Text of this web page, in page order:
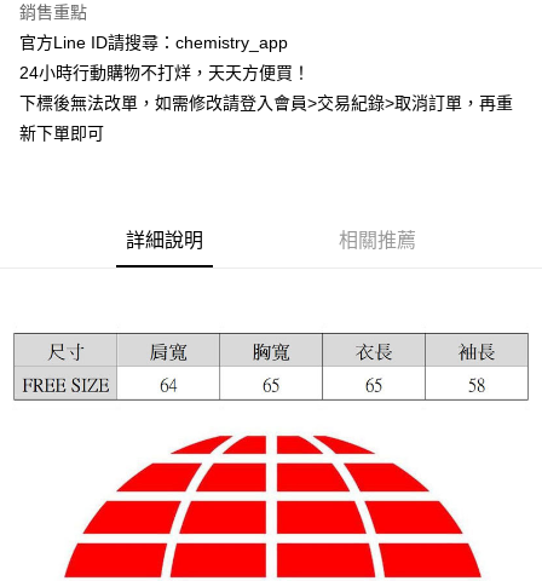
Apple Pay
街口支付
悠遊付
全家取貨付款
付款後全家取貨
每筆NT$60，滿NT$399(含以上)免運費
每筆NT$60，滿NT$399(含以上)免運費
付款後7-11取貨
每筆NT$60，滿NT$399(含以上)免運費
銷售重點
官方Line ID請搜尋：chemistry_app
24小時行動購物不打烊，天天方便買！
下標後無法改單，如需修改請登入會員>交易紀錄>取消訂單，再重
新下單即可
詳細說明 相關推薦